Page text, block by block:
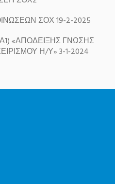
ΣΟΧ 19-2-2025
«ΑΠΟΔΕΙΞΗΣ ΓΝΩΣΗΣ
Η/Υ» 3-1-2024